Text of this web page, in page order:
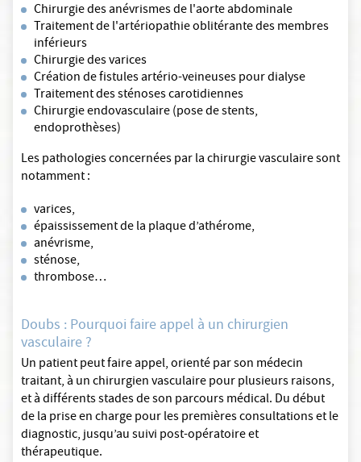
Chirurgie des anévrismes de l'aorte abdominale
Traitement de l'artériopathie oblitérante des membres
inférieurs
Chirurgie des varices
Création de fistules artério-veineuses pour dialyse
Traitement des sténoses carotidiennes
Chirurgie endovasculaire (pose de stents,
endoprothèses)
Les pathologies concernées par la chirurgie vasculaire sont
notamment :
varices,
épaississement de la plaque d’athérome,
anévrisme,
sténose,
thrombose…
Doubs : Pourquoi faire appel à un chirurgien
vasculaire ?
Un patient peut faire appel, orienté par son médecin
traitant, à un chirurgien vasculaire pour plusieurs raisons,
et à différents stades de son parcours médical. Du début
de la prise en charge pour les premières consultations et le
diagnostic, jusqu’au suivi post-opératoire et
thérapeutique.